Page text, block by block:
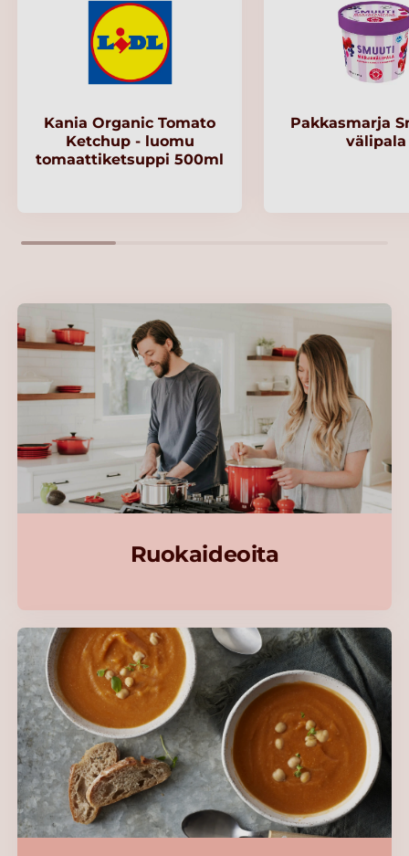
Kania Organic Tomato
Ketchup - luomu
tomaattiketsuppi 500ml
Pakkasmarja
välipala
Ruokaideoita